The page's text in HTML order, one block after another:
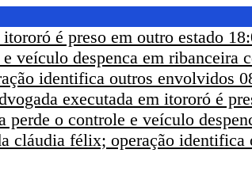
é preso em outro estado
veículo despenca em ribanceira
identifica outros envolvidos
executada em itororó é
o controle e veículo
cláudia félix; operação